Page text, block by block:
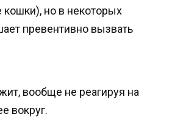
кошки), но в некоторых
превентивно вызвать
вообще не реагируя на
вокруг.